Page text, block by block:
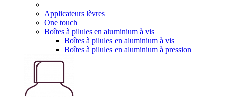
Applicateurs lèvres
One touch
Boîtes à pilules en aluminium à vis
Boîtes à pilules en aluminium à vis
Boîtes à pilules en aluminium à pression